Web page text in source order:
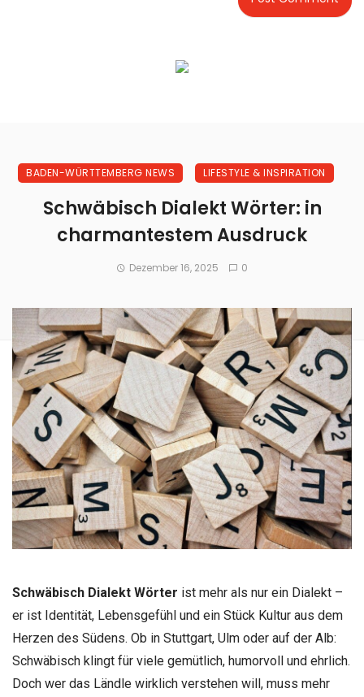
BADEN-WÜRTTEMBERG NEWS LIFESTYLE & INSPIRATION
Schwäbisch Dialekt Wörter: in
charmantestem Ausdruck
Dezember 16, 2025 0
Schwäbisch Dialekt Wörter ist mehr als nur ein Dialekt –
er ist Identität, Lebensgefühl und ein Stück Kultur aus dem
Herzen des Südens. Ob in Stuttgart, Ulm oder auf der Alb:
Schwäbisch klingt für viele gemütlich, humorvoll und ehrlich.
Doch wer das Ländle wirklich verstehen will, muss mehr